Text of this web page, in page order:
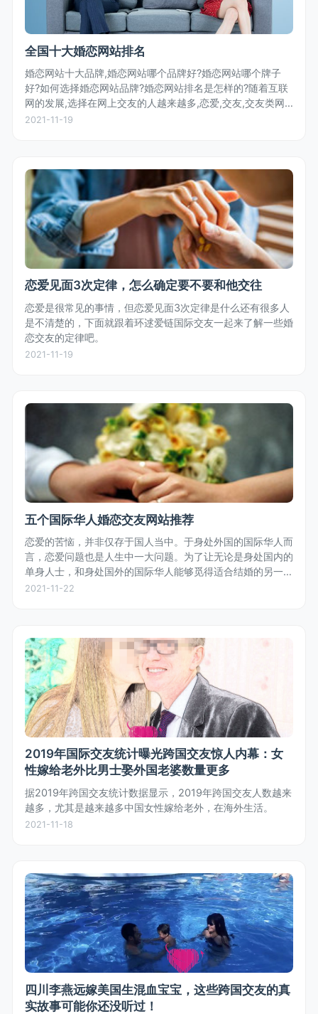
全国十大婚恋网站排名
婚恋网站十大品牌,婚恋网站哪个品牌好?婚恋网站哪个牌子
好?如何选择婚恋网站品牌?婚恋网站排名是怎样的?随着互联
网的发展,选择在网上交友的人越来越多,恋爱,交友,交友类网
站层出不穷,那么,究竟哪家婚恋网站更好,更让人放心?婚恋网
2021-11-19
恋爱见面3次定律，怎么确定要不要和他交往
恋爱是很常见的事情，但恋爱见面3次定律是什么还有很多人
是不清楚的，下面就跟着环逑爱链国际交友一起来了解一些婚
恋交友的定律吧。
2021-11-19
五个国际华人婚恋交友网站推荐
恋爱的苦恼，并非仅存于国人当中。于身处外国的国际华人而
言，恋爱问题也是人生中一大问题。为了让无论是身处国内的
单身人士，和身处国外的国际华人能够觅得适合结婚的另一
半，小编为大家推荐一些适合结缘的国际华人婚恋交友网站。
2021-11-22
2019年国际交友统计曝光跨国交友惊人内幕：女
性嫁给老外比男士娶外国老婆数量更多
据2019年跨国交友统计数据显示，2019年跨国交友人数越来
越多，尤其是越来越多中国女性嫁给老外，在海外生活。
2021-11-18
四川李燕远嫁美国生混血宝宝，这些跨国交友的真
实故事可能你还没听过！